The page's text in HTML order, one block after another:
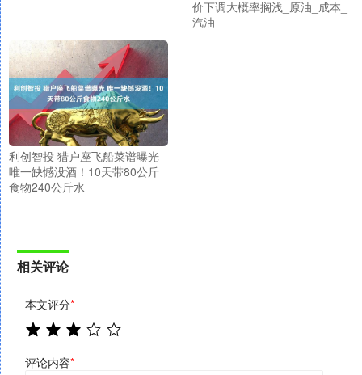
价下调大概率搁浅_原油_成本_
汽油
利创智投 猎户座飞船菜谱曝光
唯一缺憾没酒！10天带80公斤
食物240公斤水
相关评论
本文评分*
评论内容*